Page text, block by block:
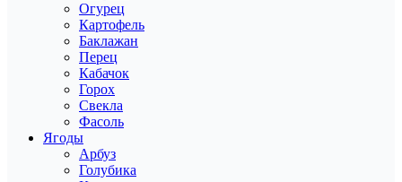
Огурец
Картофель
Баклажан
Перец
Кабачок
Горох
Свекла
Фасоль
Ягоды
Арбуз
Голубика